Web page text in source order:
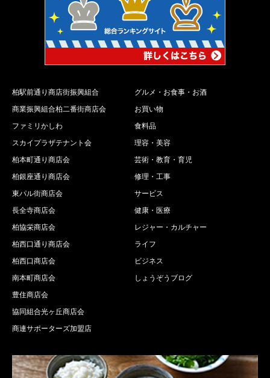
柏駅前通り商店街振興組合
商業振興組合柏二番街商店会
ファミリかしわ
スカイプラザテナント会
柏本町通り商店会
柏銀座通り商店会
東パル街商店会
長全寺商店会
柏協栄商店会
柏西口通り商店会
柏西口商店会
南本町商店会
豊住商店会
協同組合光ヶ丘商店会
商連サポーターズ加盟店
グルメ・お食事・お酒
お買い物
食料品
理容・美容
芸術・教育・育児
修理・工事
サービス
健康・医療
レジャー・カルチャー
ライフ
ビジネス
しょうぞうブログ